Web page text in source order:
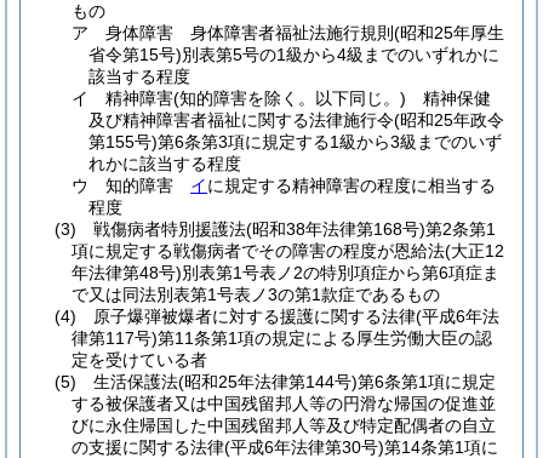
もの
ア
身体障害 身体障害者福祉法施行規則 (昭和25年厚生
省令第15号)別表第5号の1級から4級までのいずれかに
該当する程度
イ
精神障害(知的障害を除く。以下同じ。) 精神保健
及び精神障害者福祉に関する法律施行令(昭和25年政令
第155号)第6条第3項に規定する1級から3級までのいず
れかに該当する程度
ウ
知的障害 イに規定する精神障害の程度に相当する
程度
(3)
戦傷病者特別援護法(昭和38年法律第168号)第2条第1
項に規定する戦傷病者でその障害の程度が恩給法(大正12
年法律第48号)別表第1号表ノ2の特別項症から第6項症ま
で又は同法別表第1号表ノ3の第1款症であるもの
(4)
原子爆弾被爆者に対する援護に関する法律(平成6年法
律第117号)第11条第1項の規定による厚生労働大臣の認
定を受けている者
(5)
生活保護法(昭和25年法律第144号)第6条第1項に規定
する被保護者又は中国残留邦人等の円滑な帰国の促進並
びに永住帰国した中国残留邦人等及び特定配偶者の自立
の支援に関する法律(平成6年法律第30号)第14条第1項に